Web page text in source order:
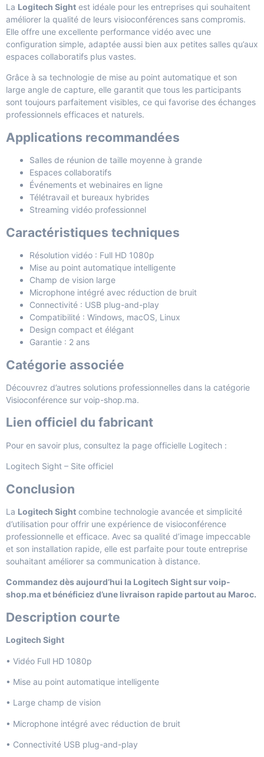
La Logitech Sight est idéale pour les entreprises qui souhaitent
améliorer la qualité de leurs visioconférences sans compromis.
Elle offre une excellente performance vidéo avec une
configuration simple, adaptée aussi bien aux petites salles qu’aux
espaces collaboratifs plus vastes.
Grâce à sa technologie de mise au point automatique et son
large angle de capture, elle garantit que tous les participants
sont toujours parfaitement visibles, ce qui favorise des échanges
professionnels efficaces et naturels.
Applications recommandées
Salles de réunion de taille moyenne à grande
Espaces collaboratifs
Événements et webinaires en ligne
Télétravail et bureaux hybrides
Streaming vidéo professionnel
Caractéristiques techniques
Résolution vidéo : Full HD 1080p
Mise au point automatique intelligente
Champ de vision large
Microphone intégré avec réduction de bruit
Connectivité : USB plug-and-play
Compatibilité : Windows, macOS, Linux
Design compact et élégant
Garantie : 2 ans
Catégorie associée
Découvrez d’autres solutions professionnelles dans la catégorie
Visioconférence sur voip-shop.ma.
Lien officiel du fabricant
Pour en savoir plus, consultez la page officielle Logitech :
Logitech Sight – Site officiel
Conclusion
La Logitech Sight combine technologie avancée et simplicité
d’utilisation pour offrir une expérience de visioconférence
professionnelle et efficace. Avec sa qualité d’image impeccable
et son installation rapide, elle est parfaite pour toute entreprise
souhaitant améliorer sa communication à distance.
Commandez dès aujourd’hui la Logitech Sight sur voip-
shop.ma et bénéficiez d’une livraison rapide partout au Maroc.
Description courte
Logitech Sight
• Vidéo Full HD 1080p
• Mise au point automatique intelligente
• Large champ de vision
• Microphone intégré avec réduction de bruit
• Connectivité USB plug-and-play